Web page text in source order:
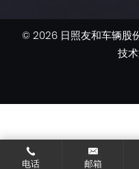
电话 邮箱
© 2026 日照友和车辆股
技